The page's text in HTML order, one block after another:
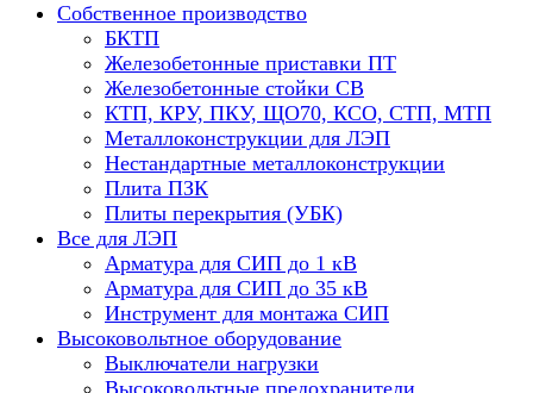
Собственное производство
БКТП
Железобетонные приставки ПТ
Железобетонные стойки СВ
КТП, КРУ, ПКУ, ЩО70, КСО, СТП, МТП
Металлоконструкции для ЛЭП
Нестандартные металлоконструкции
Плита ПЗК
Плиты перекрытия (УБК)
Все для ЛЭП
Арматура для СИП до 1 кВ
Арматура для СИП до 35 кВ
Инструмент для монтажа СИП
Высоковольтное оборудование
Выключатели нагрузки
Высоковольтные предохранители